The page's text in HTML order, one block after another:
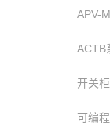
APV-
ACTB
开关
可编